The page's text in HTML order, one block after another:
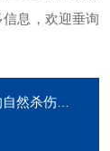
息，欢迎垂询
杀伤细胞